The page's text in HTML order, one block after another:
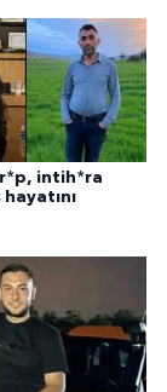
intih*ra
hayatını